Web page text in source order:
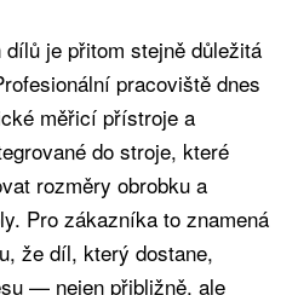
je přitom stejně důležitá
pracoviště dnes
měřicí přístroje a
do stroje, které
rozměry obrobku a
Pro zákazníka to znamená
že díl, který dostane,
— nejen přibližně, ale